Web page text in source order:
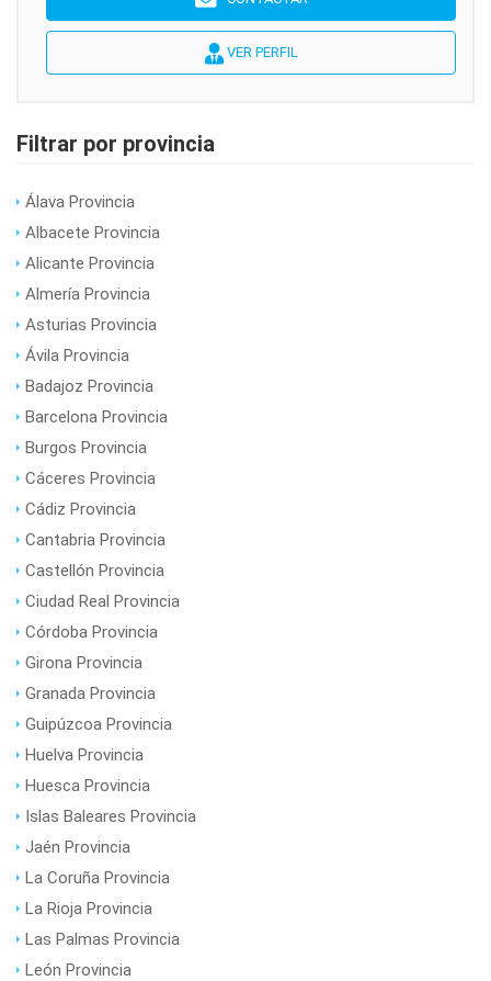
VER PERFIL
Filtrar por provincia
Álava Provincia
Albacete Provincia
Alicante Provincia
Almería Provincia
Asturias Provincia
Ávila Provincia
Badajoz Provincia
Barcelona Provincia
Burgos Provincia
Cáceres Provincia
Cádiz Provincia
Cantabria Provincia
Castellón Provincia
Ciudad Real Provincia
Córdoba Provincia
Girona Provincia
Granada Provincia
Guipúzcoa Provincia
Huelva Provincia
Huesca Provincia
Islas Baleares Provincia
Jaén Provincia
La Coruña Provincia
La Rioja Provincia
Las Palmas Provincia
León Provincia